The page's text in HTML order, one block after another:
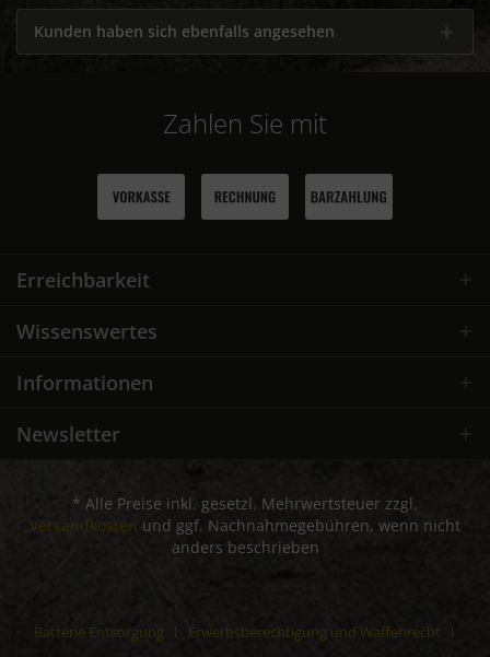
Kunden haben sich ebenfalls angesehen
Zahlen Sie mit
Erreichbarkeit
Wissenswertes
Informationen
Newsletter
* Alle Preise inkl. gesetzl. Mehrwertsteuer zzgl.
Versandkosten und ggf. Nachnahmegebühren, wenn nicht
anders beschrieben
Batterie Entsorgung Erwerbsberechtigung und Waffenrecht